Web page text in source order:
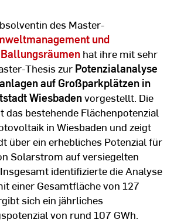
des Master-
und
hat ihre mit sehr
Thesis zur Potenzialanalyse
auf Großparkplätzen in
Wiesbadenvorgestellt. Die
bestehende Flächenpotenzial
in Wiesbaden und zeigt
über ein erhebliches Potenzial für
Solarstrom auf versiegelten
identifizierte die Analyse
einer Gesamtfläche von 127
sich ein jährliches
von rund 107 GWh.